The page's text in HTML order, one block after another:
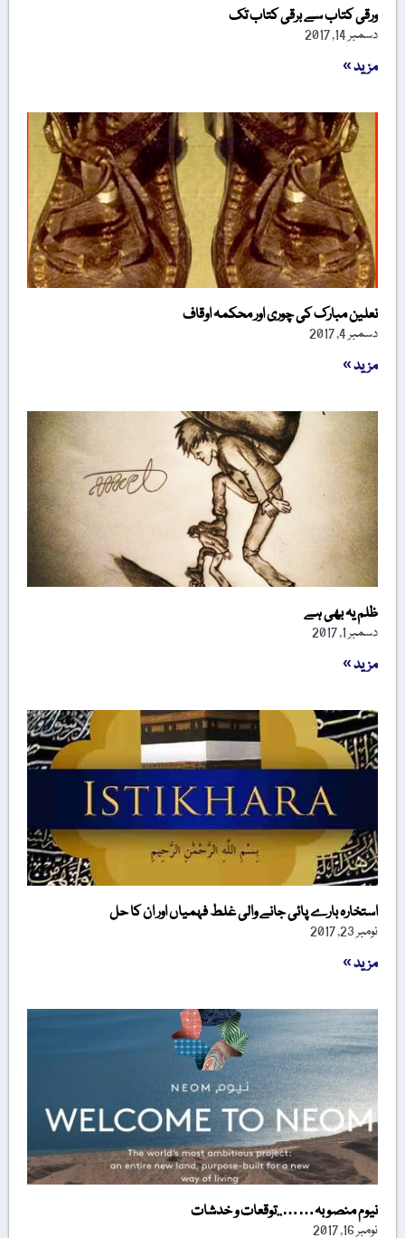
ورقی کتاب سے برقی کتاب تک
دسمبر 14, 2017
مزید »
نعلین مبارک کی چوری اور محکمہ اوقاف
دسمبر 4, 2017
مزید »
ظلم یہ بھی ہے
دسمبر 1, 2017
مزید »
استخارہ بارے پائی جانے والی غلط فہمیاں اور ان کا حل
نومبر 23, 2017
مزید »
نیوم منصوبہ……..توقعات و خدشات
نومبر 16, 2017